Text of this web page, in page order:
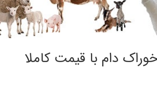
دام با قیمت کاملا